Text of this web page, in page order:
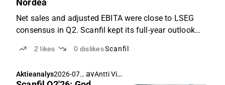
Nordea
Net sales and adjusted EBITA were close to LSEG
consensus in Q2. Scanfil kept its full-year outlook
forecasts for Q4. Net sales growth could exceed 25%
2 likes 0 dislikesScanfil
Aktieanalys2026-07- av Antti Viljakainen